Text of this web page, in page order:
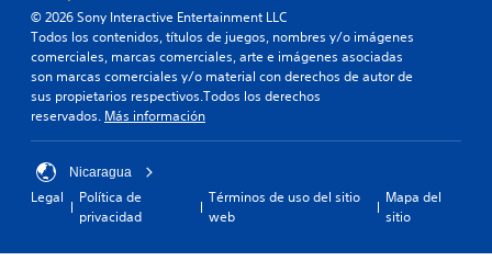
© 2026 Sony Interactive Entertainment LLC
Todos los contenidos, títulos de juegos, nombres y/o imágenes
comerciales, marcas comerciales, arte e imágenes asociadas
son marcas comerciales y/o material con derechos de autor de
sus propietarios respectivos.Todos los derechos
reservados. Más información
Nicaragua
Legal
Política de
privacidad
Términos de uso del sitio
web
Mapa del
sitio